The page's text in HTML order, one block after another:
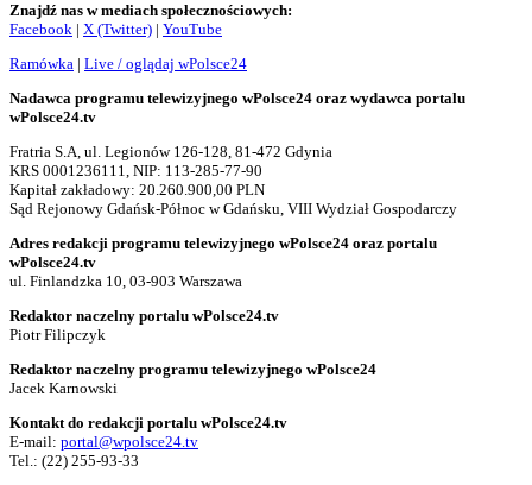
Znajdź nas w mediach społecznościowych:
Facebook | X (Twitter) | YouTube
Ramówka | Live / oglądaj wPolsce24
Nadawca programu telewizyjnego wPolsce24 oraz wydawca portalu
wPolsce24.tv
Fratria S.A, ul. Legionów 126-128, 81-472 Gdynia
KRS 0001236111, NIP: 113-285-77-90
Kapitał zakładowy: 20.260.900,00 PLN
Sąd Rejonowy Gdańsk-Północ w Gdańsku, VIII Wydział Gospodarczy
Adres redakcji programu telewizyjnego wPolsce24 oraz portalu
wPolsce24.tv
ul. Finlandzka 10, 03-903 Warszawa
Redaktor naczelny portalu wPolsce24.tv
Piotr Filipczyk
Redaktor naczelny programu telewizyjnego wPolsce24
Jacek Karnowski
Kontakt do redakcji portalu wPolsce24.tv
E-mail: portal@wpolsce24.tv
Tel.: (22) 255-93-33